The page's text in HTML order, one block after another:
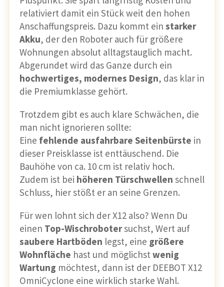
relativiert damit ein Stück weit den hohen
Anschaffungspreis. Dazu kommt ein starker
Akku, der den Roboter auch für größere
Wohnungen absolut alltagstauglich macht.
Abgerundet wird das Ganze durch ein
hochwertiges, modernes Design, das klar in
die Premiumklasse gehört.
Trotzdem gibt es auch klare Schwächen, die
man nicht ignorieren sollte:
Eine fehlende ausfahrbare Seitenbürste in
dieser Preisklasse ist enttäuschend. Die
Bauhöhe von ca. 10 cm ist relativ hoch.
Zudem ist bei höheren Türschwellen schnell
Schluss, hier stößt er an seine Grenzen.
Für wen lohnt sich der X12 also? Wenn Du
einen Top-Wischrobotersuchst, Wert auf
saubere Hartböden legst, eine größere
Wohnfläche hast und möglichst wenig
Wartung möchtest, dann ist der DEEBOT X12
OmniCyclone eine wirklich starke Wahl.